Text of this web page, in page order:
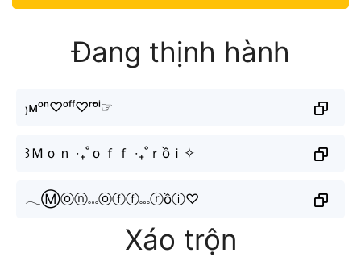
Đang thịnh hành
₎ᴍᵒⁿ♡ᵒᶠᶠ♡ʳᵒ̂̀ⁱ☞
꒱Ｍｏｎ ‧₊˚ｏｆｆ ‧₊˚ｒồｉ✧
𓂃Ⓜⓞⓝ𓏧ⓞⓕⓕ𓏧ⓡồⓘ♡
Xáo trộn